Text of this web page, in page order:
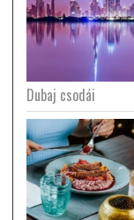
Dubaj csodái